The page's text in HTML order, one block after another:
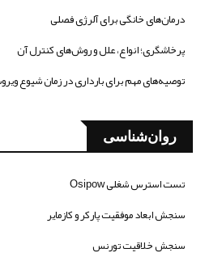
درمان‌های خانگی برای آلرژی فصلی
پرخاشگری؛ انواع، علل و روش‌های کنترل آن
توصیه‌های مهم برای بارداری در زمان شیوع
روان‌شناسی
تست استرس شغلی Osipow
سنجش ابعاد موفقیت پارکر و کازمایر
سنجش خلاقیت تورنس